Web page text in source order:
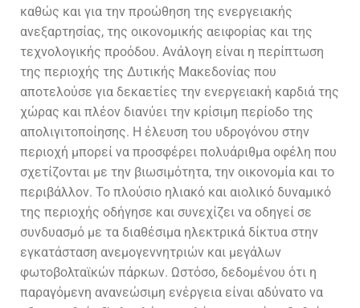
καθώς και για την προώθηση της ενεργειακής
ανεξαρτησίας, της οικονομικής αειφορίας και της
τεχνολογικής προόδου. Ανάλογη είναι η περίπτωση
της περιοχής της Δυτικής Μακεδονίας που
αποτελούσε για δεκαετίες την ενεργειακή καρδιά της
χώρας και πλέον διανύει την κρίσιμη περίοδο της
απολιγιτοποίησης. Η έλευση του υδρογόνου στην
περιοχή μπορεί να προσφέρει πολυάριθμα οφέλη που
σχετίζονται με την βιωσιμότητα, την οικονομία και το
περιβάλλον. Το πλούσιο ηλιακό και αιολικό δυναμικό
της περιοχής οδήγησε και συνεχίζει να οδηγεί σε
συνδυασμό με τα διαθέσιμα ηλεκτρικά δίκτυα στην
εγκατάσταση ανεμογεννητριών και μεγάλων
φωτοβολταϊκών πάρκων. Ωστόσο, δεδομένου ότι η
παραγόμενη ανανεώσιμη ενέργεια είναι αδύνατο να